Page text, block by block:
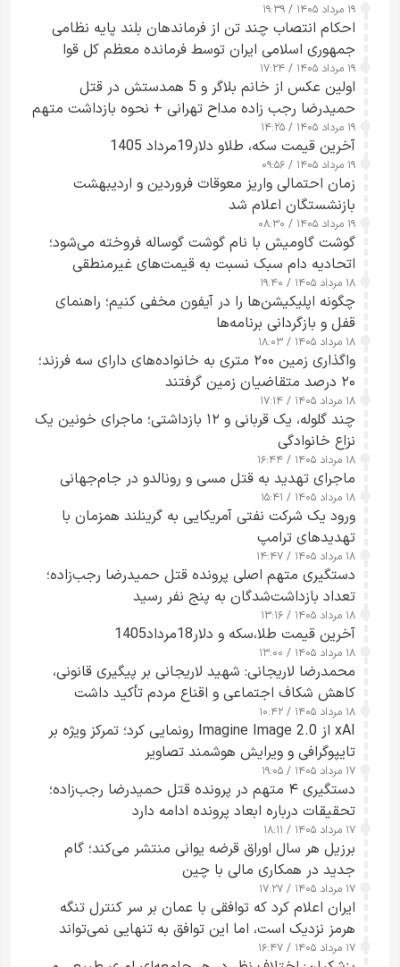
۱۹ مرداد ۱۴۰۵ / ۱۹:۳۹
احکام انتصاب چند تن از فرماندهان بلند پایه نظامی
جمهوری اسلامی ایران توسط فرمانده معظم کل قوا
صادر شد
۱۹ مرداد ۱۴۰۵ / ۱۷:۲۴
اولین عکس از خانم بلاگر و 5 همدستش در قتل
حمیدرضا رجب زاده مداح تهرانی + نحوه بازداشت متهم
زن قبل از ترک ایران
۱۹ مرداد ۱۴۰۵ / ۱۴:۲۵
آخرین قیمت سکه، طلاو دلار19مرداد 1405
۱۹ مرداد ۱۴۰۵ / ۰۹:۵۶
زمان احتمالی واریز معوقات فروردین و اردیبهشت
بازنشستگان اعلام شد
۱۹ مرداد ۱۴۰۵ / ۰۸:۳۰
گوشت گاومیش با نام گوشت گوساله فروخته می‌شود؛
اتحادیه دام سبک نسبت به قیمت‌های غیرمنطقی
هشدار داد
۱۸ مرداد ۱۴۰۵ / ۱۹:۴۰
چگونه اپلیکیشن‌ها را در آیفون مخفی کنیم؛ راهنمای
قفل و بازگردانی برنامه‌ها
۱۸ مرداد ۱۴۰۵ / ۱۸:۰۳
واگذاری زمین ۲۰۰ متری به خانواده‌های دارای سه فرزند؛
۲۰ درصد متقاضیان زمین گرفتند
۱۸ مرداد ۱۴۰۵ / ۱۷:۱۴
چند گلوله، یک قربانی و ۱۲ بازداشتی؛ ماجرای خونین یک
نزاع خانوادگی
۱۸ مرداد ۱۴۰۵ / ۱۶:۴۴
ماجرای تهدید به قتل مسی و رونالدو در جام‌جهانی
۱۸ مرداد ۱۴۰۵ / ۱۵:۴۱
ورود یک شرکت نفتی آمریکایی به گرینلند همزمان با
تهدیدهای ترامپ
۱۸ مرداد ۱۴۰۵ / ۱۴:۴۷
دستگیری متهم اصلی پرونده قتل حمیدرضا رجب‌زاده؛
تعداد بازداشت‌شدگان به پنج نفر رسید
۱۸ مرداد ۱۴۰۵ / ۱۳:۱۶
آخرین قیمت طلا،سکه و دلار18مرداد1405
۱۸ مرداد ۱۴۰۵ / ۱۳:۰۰
محمدرضا لاریجانی: شهید لاریجانی بر پیگیری قانونی،
کاهش شکاف اجتماعی و اقناع مردم تأکید داشت
۱۸ مرداد ۱۴۰۵ / ۱۰:۴۲
xAI از Imagine Image 2.0 رونمایی کرد؛ تمرکز ویژه بر
تایپوگرافی و ویرایش هوشمند تصاویر
۱۷ مرداد ۱۴۰۵ / ۱۹:۰۵
دستگیری ۴ متهم در پرونده قتل حمیدرضا رجب‌زاده؛
تحقیقات درباره ابعاد پرونده ادامه دارد
۱۷ مرداد ۱۴۰۵ / ۱۸:۱۱
برزیل هر سال اوراق قرضه یوانی منتشر می‌کند؛ گام
جدید در همکاری مالی با چین
۱۷ مرداد ۱۴۰۵ / ۱۷:۲۷
ایران اعلام کرد که توافقی با عمان بر سر کنترل تنگه
هرمز نزدیک است، اما این توافق به تنهایی نمی‌تواند
آبراه را آزاد کند
۱۷ مرداد ۱۴۰۵ / ۱۶:۴۷